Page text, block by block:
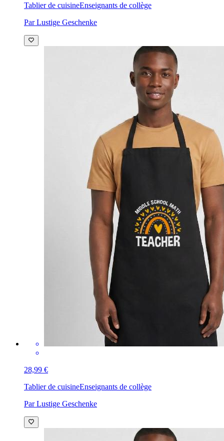
Tablier de cuisineEnseignants de collège
Par Lustige Geschenke
28,99 €
Tablier de cuisineEnseignants de collège
Par Lustige Geschenke